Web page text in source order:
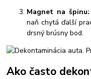
Magnet na špinu:
naň chytá ďalší
drsný brúsny bod.
Ako často